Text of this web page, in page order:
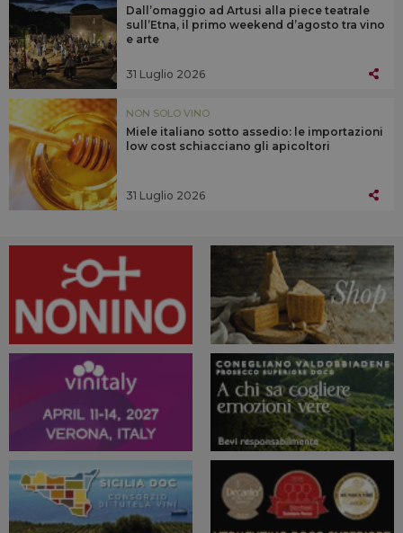
Dall’omaggio ad Artusi alla piece teatrale
sull’Etna, il primo weekend d’agosto tra vino
e arte
31 Luglio 2026
NON SOLO VINO
Miele italiano sotto assedio: le importazioni
low cost schiacciano gli apicoltori
31 Luglio 2026